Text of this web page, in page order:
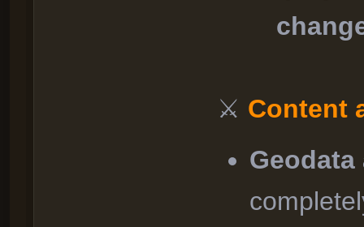
⚔ Content